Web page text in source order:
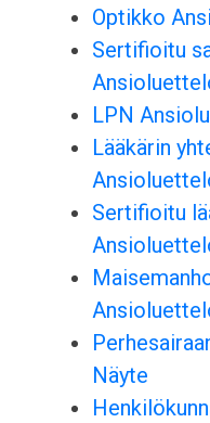
Optikko
Sertifioitu
LPN
Lääkärin
Sertifioitu
Näyte